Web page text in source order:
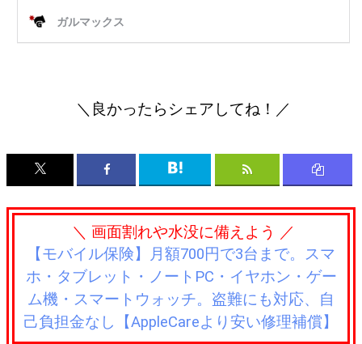
＼良かったらシェアしてね！／
＼ 画面割れや水没に備えよう ／
【モバイル保険】月額700円で3台まで。スマ
ホ・タブレット・ノートPC・イヤホン・ゲー
ム機・スマートウォッチ。盗難にも対応、自
己負担金なし【AppleCareより安い修理補償】